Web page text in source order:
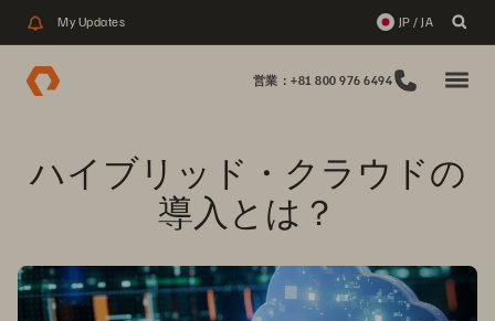
My Updates JP / JA
営業：+81 800 976 6494
ハイブリッド・クラウドの
導入とは？